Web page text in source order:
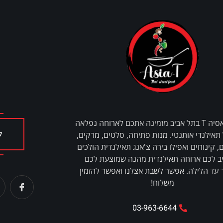
מסעדת אסיה T בתל אביב מזמינה אתכם לארוחה נפלאה
אותנטי. מנות פתיחה, סלטים, מרקים,
קינוחים ואפילו בירה צ'אנג תאילנדית הולכים
לכם ארוחה תאילנדית מהנה שמוצעת לכם
עד הלילה. אפשר לשבת אצלנו ואפשר להזמין
משלוח!
03-963-6644